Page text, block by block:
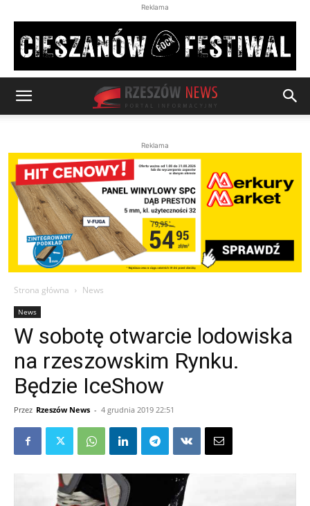
Reklama
Reklama
Strona główna News
News
W sobotę otwarcie lodowiska
na rzeszowskim Rynku.
Będzie IceShow
Przez Rzeszów News - 4 grudnia 2019 22:51